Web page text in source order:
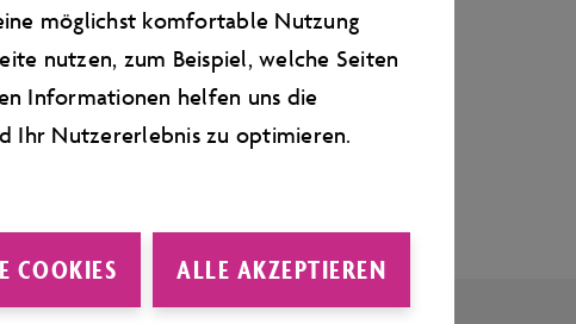
möglichst komfortable Nutzung
nutzen, zum Beispiel, welche Seiten
Informationen helfen uns die
Ihr Nutzererlebnis zu optimieren.
COOKIES ALLE AKZEPTIEREN